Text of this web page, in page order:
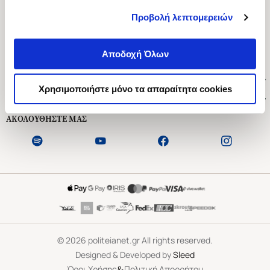
Προβολή λεπτομερειών
Αποδοχή Όλων
Χρησιμοποιήστε μόνο τα απαραίτητα cookies
Ασκληπιού 1-3, Αθήνα 106 79
Δευτέρα - Παρασκευή 09:00-21:00
Εξυπηρέτηση Πελατών
ΑΚΟΛΟΥΘΗΣΤΕ ΜΑΣ
©2026 politeianet.gr All rights reserved.
Designed & Developed bySleed